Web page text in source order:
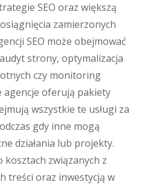
SEO oraz większą
zamierzonych
SEO może obejmować
strony, optymalizacja
czy monitoring
agencje oferują pakiety
wszystkie te usługi za
gdy inne mogą
działania lub projekty.
związanych z
treści oraz inwestycją w